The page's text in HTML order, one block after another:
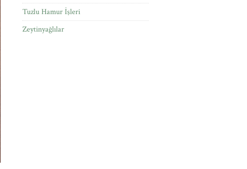
Tuzlu Hamur İşleri
Zeytinyağlılar